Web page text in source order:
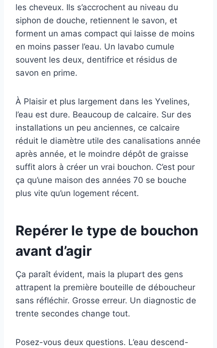
les cheveux. Ils s’accrochent au niveau du
siphon de douche, retiennent le savon, et
forment un amas compact qui laisse de moins
en moins passer l’eau. Un lavabo cumule
souvent les deux, dentifrice et résidus de
savon en prime.
À Plaisir et plus largement dans les Yvelines,
l’eau est dure. Beaucoup de calcaire. Sur des
installations un peu anciennes, ce calcaire
réduit le diamètre utile des canalisations année
après année, et le moindre dépôt de graisse
suffit alors à créer un vrai bouchon. C’est pour
ça qu’une maison des années 70 se bouche
plus vite qu’un logement récent.
Repérer le type de bouchon
avant d’agir
Ça paraît évident, mais la plupart des gens
attrapent la première bouteille de déboucheur
sans réfléchir. Grosse erreur. Un diagnostic de
trente secondes change tout.
Posez-vous deux questions. L’eau descend-